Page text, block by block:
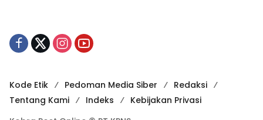
Kode Etik Pedoman Media Siber
Redaksi
Tentang Kami
Indeks
Kebijakan Privasi